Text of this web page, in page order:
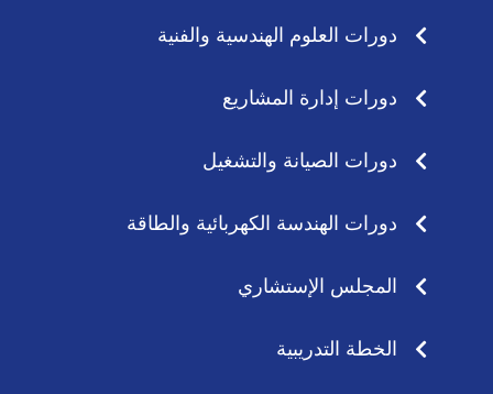
دورات العلوم الهندسية والفنية
دورات إدارة المشاريع
دورات الصيانة والتشغيل
دورات الهندسة الكهربائية والطاقة
المجلس الإستشاري
الخطة التدريبية